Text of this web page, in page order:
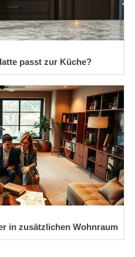
passt zur Küche?
in zusätzlichen Wohnraum